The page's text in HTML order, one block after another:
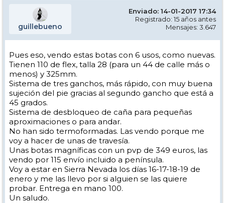
guillebueno
Enviado: 14-01-2017 17:34
Registrado: 15 años antes
Mensajes: 3.647
Pues eso, vendo estas botas con 6 usos, como nuevas.
Tienen 110 de flex, talla 28 (para un 44 de calle más o
menos) y 325mm.
Sistema de tres ganchos, más rápido, con muy buena
sujeción del pie gracias al segundo gancho que está a
45 grados.
Sistema de desbloqueo de caña para pequeñas
aproximaciones o para andar.
No han sido termoformadas. Las vendo porque me
voy a hacer de unas de travesía.
Unas botas magníficas con un pvp de 349 euros, las
vendo por 115 envío incluido a península.
Voy a estar en Sierra Nevada los días 16-17-18-19 de
enero y me las llevo por si alguien se las quiere
probar. Entrega en mano 100.
Un saludo.